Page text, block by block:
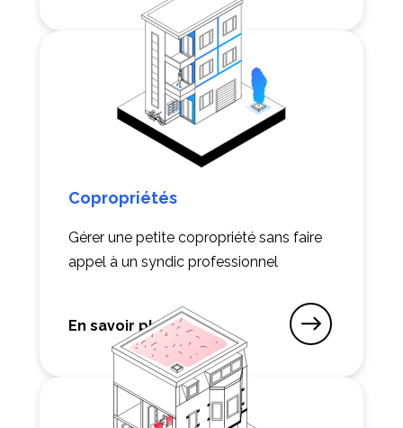
Copropriétés
Gérer une petite copropriété sans faire
appel à un syndic professionnel
En savoir plus
sur Copropriétés